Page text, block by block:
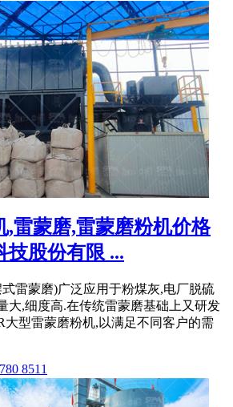
,雷蒙磨,雷蒙磨粉机价格
技股份有限 ...
雷蒙磨)广泛应用于粉煤灰,电厂脱硫
大,细度高.在传统雷蒙磨基础上又研发
大型雷蒙磨粉机,以满足不同客户的需
8511